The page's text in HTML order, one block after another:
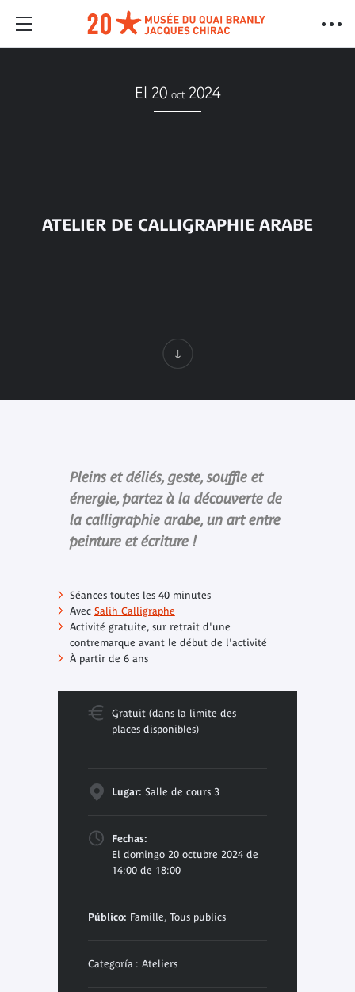
El 20 oct 2024
ATELIER DE CALLIGRAPHIE ARABE
Pleins et déliés, geste, souffle et
énergie, partez à la découverte de
la calligraphie arabe, un art entre
peinture et écriture !
Séances toutes les 40 minutes
Avec Salih Calligraphe
Activité gratuite, sur retrait d'une
contremarque avant le début de l'activité
À partir de 6 ans
Gratuit (dans la limite des
places disponibles)
Lugar: Salle de cours 3
Fechas:
El domingo 20 octubre 2024 de
14:00 de 18:00
Público: Famille, Tous publics
Categoría : Ateliers